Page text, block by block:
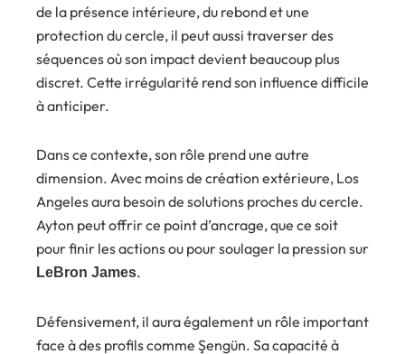
de la présence intérieure, du rebond et une
protection du cercle, il peut aussi traverser des
séquences où son impact devient beaucoup plus
discret. Cette irrégularité rend son influence difficile
à anticiper.
Dans ce contexte, son rôle prend une autre
dimension. Avec moins de création extérieure, Los
Angeles aura besoin de solutions proches du cercle.
Ayton peut offrir ce point d’ancrage, que ce soit
pour finir les actions ou pour soulager la pression sur
LeBron James.
Défensivement, il aura également un rôle important
face à des profils comme Şengün. Sa capacité à